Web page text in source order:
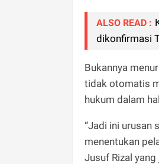
ALSO READ :
dikonfirmasi
Bukannya
tidak otomatis
hukum dalam
“Jadi ini urusan
menentukan
Jusuf Rizal